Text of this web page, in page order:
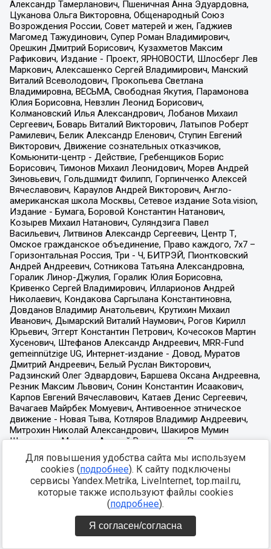
Для повышения удобства сайта мы используем
cookies (подробнее). К сайту подключены
сервисы Yandex.Metrika, LiveInternet, top.mail.ru,
которые также используют файлы cookies
(подробнее).
Я согласен/согласна